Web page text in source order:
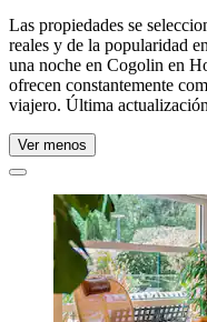
Las propiedades se
reales y de la popularidad
una noche en Cogolin en
ofrecen constantemente
viajero. Última
Ver menos